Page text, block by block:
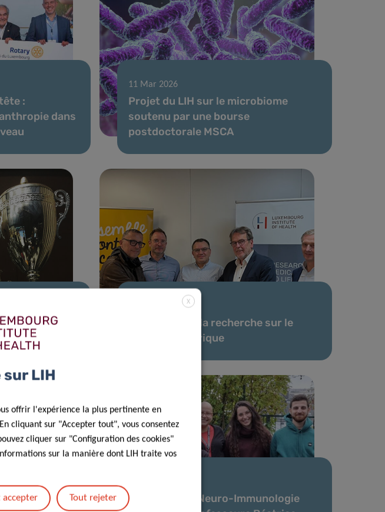
:
dans
11 Mar 2026
Projet du LIH sur le microbiome
soutenu par une bourse
postdoctorale MSCA
soutenus
Faire avancer la recherche sur le
cancer pédiatrique
Le Groupe de Neuro-Immunologie
X
LIH
offrir l'expérience la plus pertinente en
cliquant sur "Accepter tout", vous consentez
cliquer sur "Configuration des cookies"
sur la manière dont LIH traite vos
accepter Tout rejeter